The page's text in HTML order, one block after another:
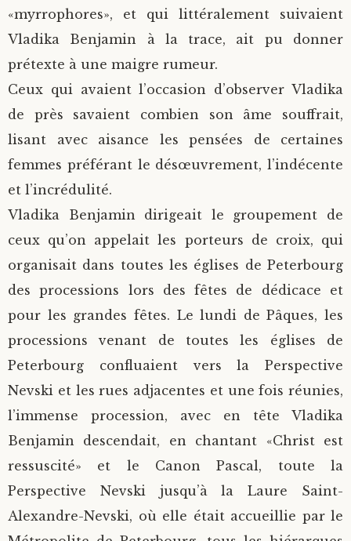
«myrrophores», et qui littéralement suivaient
Vladika Benjamin à la trace, ait pu donner
prétexte à une maigre rumeur.
Ceux qui avaient l’occasion d’observer Vladika
de près savaient combien son âme souffrait,
lisant avec aisance les pensées de certaines
femmes préférant le désœuvrement, l’indécente
et l’incrédulité.
Vladika Benjamin dirigeait le groupement de
ceux qu’on appelait les porteurs de croix, qui
organisait dans toutes les églises de Peterbourg
des processions lors des fêtes de dédicace et
pour les grandes fêtes. Le lundi de Pâques, les
processions venant de toutes les églises de
Peterbourg confluaient vers la Perspective
Nevski et les rues adjacentes et une fois réunies,
l’immense procession, avec en tête Vladika
Benjamin descendait, en chantant «Christ est
ressuscité» et le Canon Pascal, toute la
Perspective Nevski jusqu’à la Laure Saint-
Alexandre-Nevski, où elle était accueillie par le